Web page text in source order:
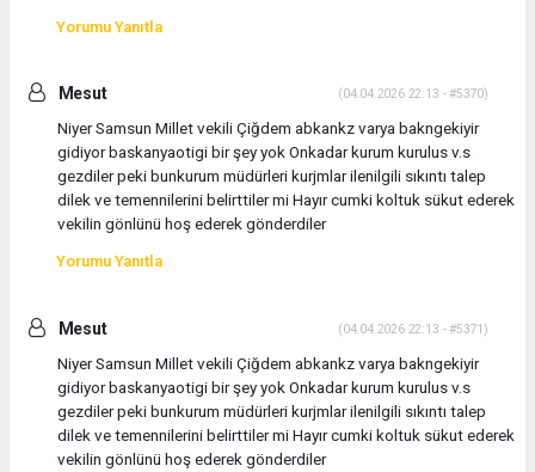
Yorumu Yanıtla
Mesut (04.04.2026 22:13 - #5370)
Niyer Samsun Millet vekili Çiğdem abkankz varya bakngekiyir
gidiyor baskanyaotigi bir şey yok Onkadar kurum kurulus v.s
gezdiler peki bunkurum müdürleri kurjmlar ilenilgili sıkıntı talep
dilek ve temennilerini belirttiler mi Hayır cumki koltuk sükut ederek
vekilin gönlünü hoş ederek gönderdiler
Yorumu Yanıtla
Mesut (04.04.2026 22:13 - #5371)
Niyer Samsun Millet vekili Çiğdem abkankz varya bakngekiyir
gidiyor baskanyaotigi bir şey yok Onkadar kurum kurulus v.s
gezdiler peki bunkurum müdürleri kurjmlar ilenilgili sıkıntı talep
dilek ve temennilerini belirttiler mi Hayır cumki koltuk sükut ederek
vekilin gönlünü hoş ederek gönderdiler